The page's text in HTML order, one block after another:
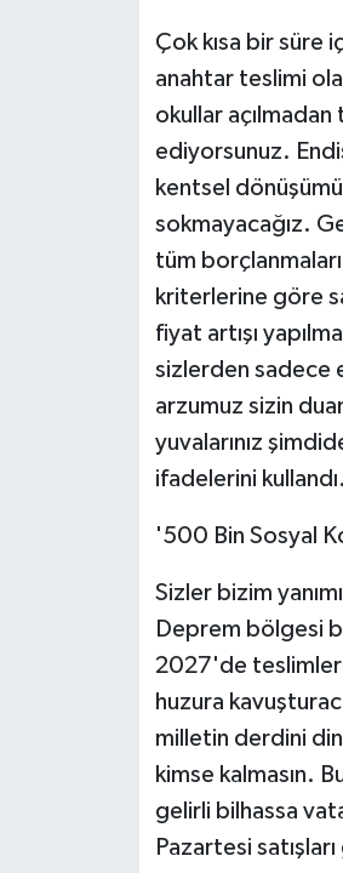
Çok kısa bir süre
anahtar teslimi
okullar
ediyorsunuz.
kentsel
sokmayacağız.
tüm
kriterlerine göre
fiyat artışı
sizlerden sadece
arzumuz sizin
yuvalarınız
ifadelerini kullandı.
'500 Bin Sosyal
Sizler bizim
Deprem bölgesi
2027'de
huzura
milletin derdini
kimse kalmasın.
gelirli bilhassa
Pazartesi